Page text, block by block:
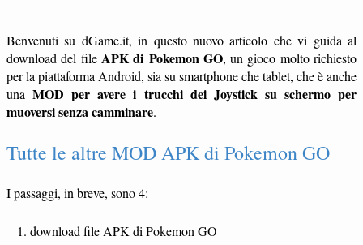
Benvenuti su dGame.it, in questo nuovo articolo che vi guida al
download del file APK di Pokemon GO, un gioco molto richiesto
per la piattaforma Android, sia su smartphone che tablet, che è anche
unaMOD per avere i trucchi dei Joystick su schermo per
muoversi senza camminare.
Tutte le altre MOD APK di Pokemon GO
I passaggi, in breve, sono 4:
download file APK di Pokemon GO